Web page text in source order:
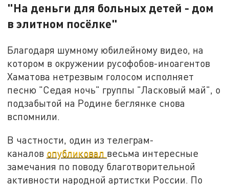
"На деньги для больных детей - дом
в элитном посёлке"
Благодаря шумному юбилейному видео, на
котором в окружении русофобов-иноагентов
Хаматова нетрезвым голосом исполняет
песню "Седая ночь" группы "Ласковый май", о
подзабытой на Родине беглянке снова
вспомнили.
В частности, один из телеграм-
каналов опубликовал весьма интересные
замечания по поводу благотворительной
активности народной артистки России. По